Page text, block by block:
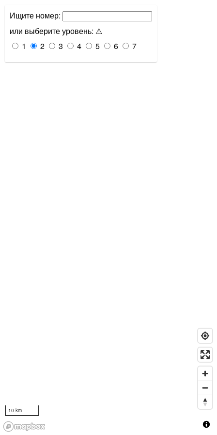
10 km
Ищите номер:
или выберите уровень: ⚠
1
2 3 4 5 6 7